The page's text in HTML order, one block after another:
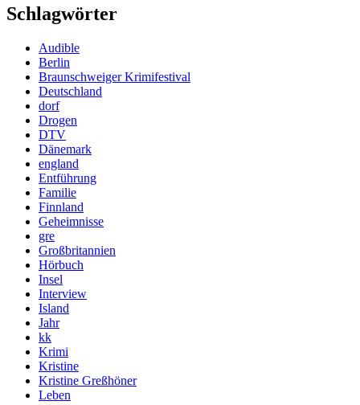
Schlagwörter
Audible
Berlin
Braunschweiger Krimifestival
Deutschland
dorf
Drogen
DTV
Dänemark
england
Entführung
Familie
Finnland
Geheimnisse
gre
Großbritannien
Hörbuch
Insel
Interview
Island
Jahr
kk
Krimi
Kristine
Kristine Greßhöner
Leben